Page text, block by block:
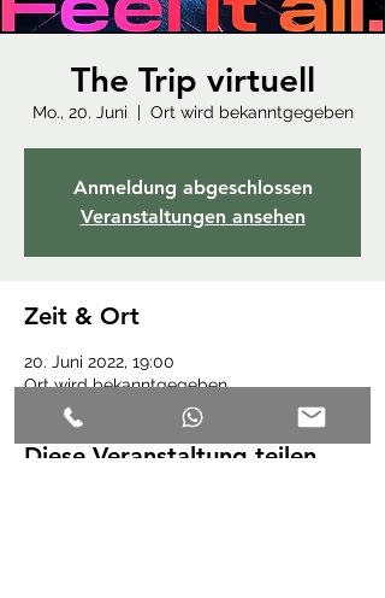
The Trip virtuell
Mo., 20. Juni
  |
Ort wird bekanntgegeben
Anmeldung abgeschlossen
Veranstaltungen ansehen
Zeit & Ort
20. Juni 2022, 19:00
Ort wird bekanntgegeben
Diese Veranstaltung teilen